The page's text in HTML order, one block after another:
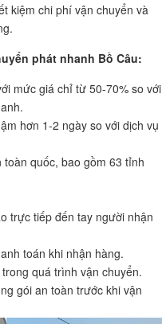
kiệm chi phí vận chuyển và
phát nhanh Bồ Câu:
mức giá chỉ từ 50-70% so với
hơn 1-2 ngày so với dịch vụ
quốc, bao gồm 63 tỉnh
trực tiếp đến tay người nhận
toán khi nhận hàng.
quá trình vận chuyển.
gói an toàn trước khi vận